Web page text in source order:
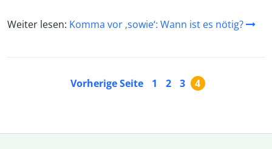
Weiter lesen: Komma vor ‚sowie‘: Wann ist es nötig?
Vorherige Seite 1 2 3 4